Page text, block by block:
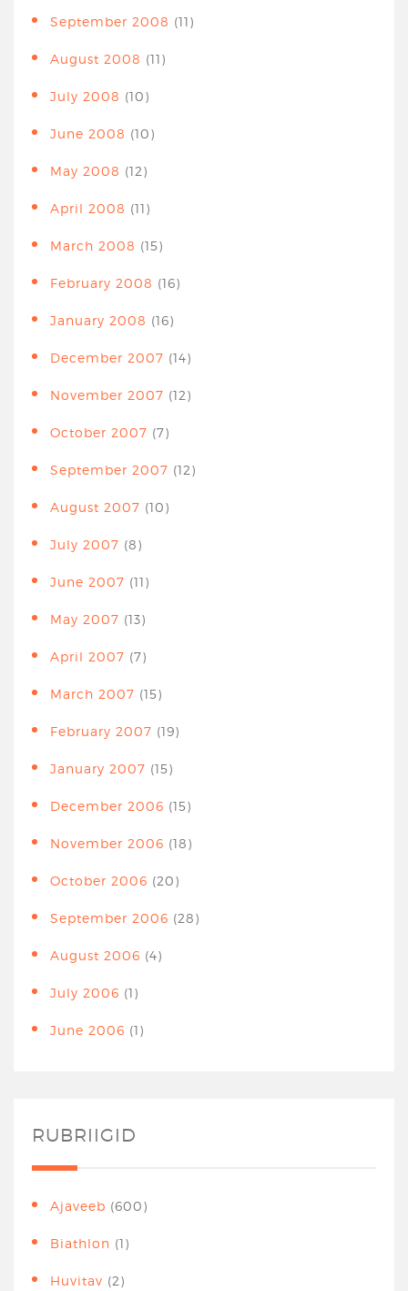
September 2008 (11)
August 2008 (11)
July 2008 (10)
June 2008 (10)
May 2008 (12)
April 2008 (11)
March 2008 (15)
February 2008 (16)
January 2008 (16)
December 2007 (14)
November 2007 (12)
October 2007 (7)
September 2007 (12)
August 2007 (10)
July 2007 (8)
June 2007 (11)
May 2007 (13)
April 2007 (7)
March 2007 (15)
February 2007 (19)
January 2007 (15)
December 2006 (15)
November 2006 (18)
October 2006 (20)
September 2006 (28)
August 2006 (4)
July 2006 (1)
June 2006 (1)
RUBRIIGID
Ajaveeb (600)
Biathlon (1)
Huvitav (2)